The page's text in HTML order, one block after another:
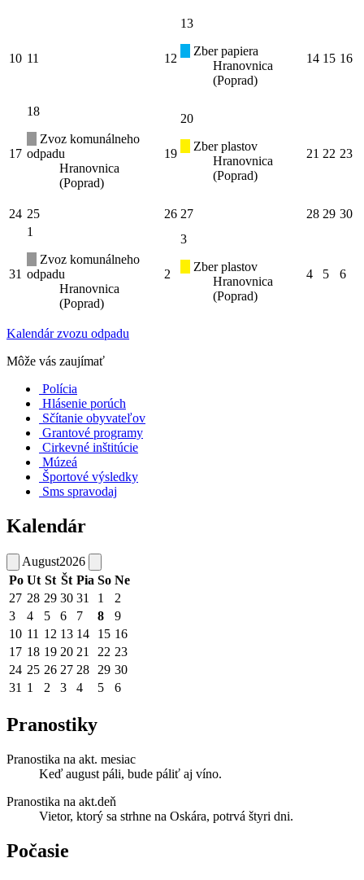
10 11 12
13
Zber papiera
Hranovnica
(Poprad)
14 15 16
17
18
Zvoz komunálneho
odpadu
Hranovnica
(Poprad)
19
20
Zber plastov
Hranovnica
(Poprad)
21 22 23
24 25 26 27 28 29 30
31
1
Zvoz komunálneho
odpadu
Hranovnica
(Poprad)
2
3
Zber plastov
Hranovnica
(Poprad)
4 5 6
Kalendár zvozu odpadu
Môže vás zaujímať
Polícia
Hlásenie porúch
Sčítanie obyvateľov
Grantové programy
Cirkevné inštitúcie
Múzeá
Športové výsledky
Sms spravodaj
Kalendár
August2026
Po Ut St Št Pia So Ne
27 28 29 30 31 1
2
3
4 5 6 7 8
9
10 11 12 13 14 15 16
17 18 19 20 21 22 23
24 25 26 27 28 29 30
31 1 2 3 4 5 6
Pranostiky
Pranostika na akt. mesiac
Keď august páli, bude páliť aj víno.
Pranostika na akt.deň
Vietor, ktorý sa strhne na Oskára, potrvá štyri dni.
Počasie